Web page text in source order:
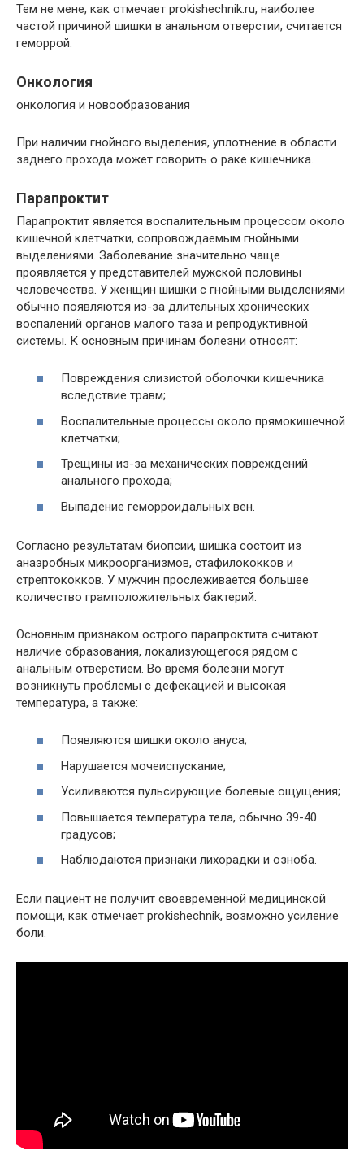
Тем не мене, как отмечает prоkishechnik.ru, наиболее
частой причиной шишки в анальном отверстии, считается
геморрой.
Онкология
онкология и новообразования
При наличии гнойного выделения, уплотнение в области
заднего прохода может говорить о раке кишечника.
Парапроктит
Парапроктит является воспалительным процессом около
кишечной клетчатки, сопровождаемым гнойными
выделениями. Заболевание значительно чаще
проявляется у представителей мужской половины
человечества. У женщин шишки с гнойными выделениями
обычно появляются из-за длительных хронических
воспалений органов малого таза и репродуктивной
системы. К основным причинам болезни относят:
Повреждения слизистой оболочки кишечника
вследствие травм;
Воспалительные процессы около прямокишечной
клетчатки;
Трещины из-за механических повреждений
анального прохода;
Выпадение геморроидальных вен.
Согласно результатам биопсии, шишка состоит из
анаэробных микроорганизмов, стафилококков и
стрептококков. У мужчин прослеживается большее
количество грамположительных бактерий.
Основным признаком острого парапроктита считают
наличие образования, локализующегося рядом с
анальным отверстием. Во время болезни могут
возникнуть проблемы с дефекацией и высокая
температура, а также:
Появляются шишки около ануса;
Нарушается мочеиспускание;
Усиливаются пульсирующие болевые ощущения;
Повышается температура тела, обычно 39-40
градусов;
Наблюдаются признаки лихорадки и озноба.
Если пациент не получит своевременной медицинской
помощи, как отмечает prokishechnik, возможно усиление
боли.